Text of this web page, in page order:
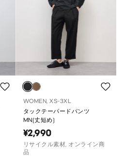
WOMEN, XS-3XL
タックテーパードパンツ
MN(丈短め)
¥2,990
リサイクル素材, オンライン商
品